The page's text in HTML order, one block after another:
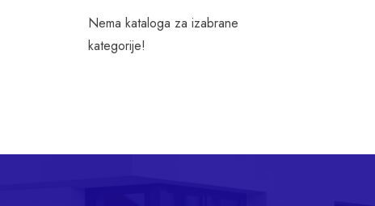
Nema kataloga za izabrane
kategorije!